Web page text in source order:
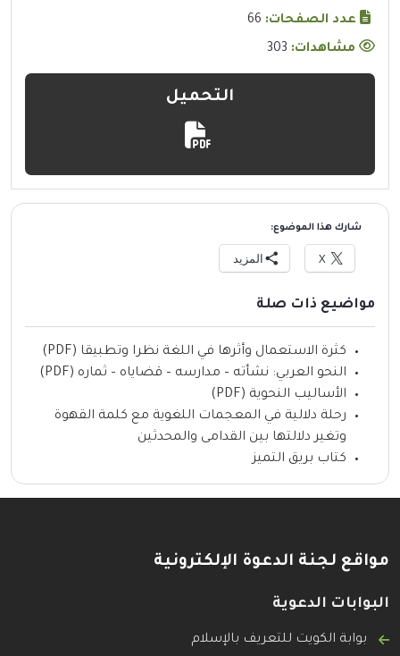
عدد الصفحات: 66
مشاهدات:
التحميل
شارك هذا الموضوع:
X المزيد
مواضيع ذات صلة
كثرة الاستعمال وأثرها في اللغة نظرا وتطبيقا (PDF)
النحو العربي: نشأته – مدارسه – قضاياه – ثماره (PDF)
الأساليب النحوية (PDF)
رحلة دلالية في المعجمات اللغوية مع كلمة القهوة
وتغير دلالتها بين القدامى والمحدثين
كتاب بريق التميز
مواقع لجنة الدعوة الإلكترونية
البوابات الدعوية
بوابة الكويت للتعريف بالإسلام